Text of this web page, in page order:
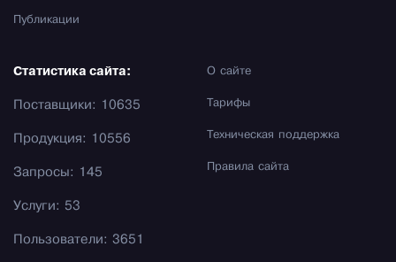
Публикации
О сайте
Тарифы
Техническая поддержка
Правила сайта
Статистика сайта:
Поставщики: 10635
Продукция: 10556
Запросы: 145
Услуги: 53
Пользователи: 3651